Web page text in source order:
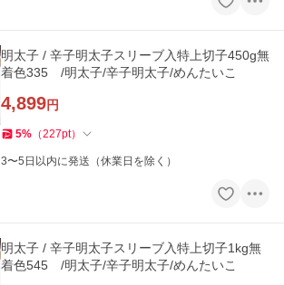
明太子 / 辛子明太子スリーブ入特上切子450g無
着色335 /明太子/辛子明太子/めんたいこ
4,899円
5% （227pt）
3〜5日以内に発送（休業日を除く）
明太子 / 辛子明太子スリーブ入特上切子1kg無
着色545 /明太子/辛子明太子/めんたいこ